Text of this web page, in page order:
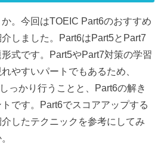
。今回はTOEIC Part6のおすすめ
しました。Part6はPart5とPart7
式です。Part5やPart7対策の学習
やすいパートでもあるため、
っかり行うことと、Part6の解き
です。Part6でスコアアップする
したテクニックを参考にしてみ